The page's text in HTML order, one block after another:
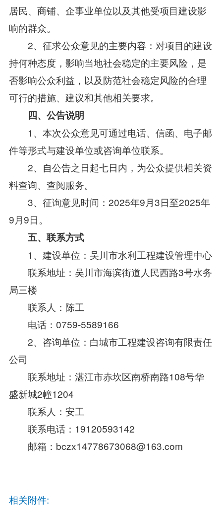
居民、商铺、企事业单位以及其他受项目建设影
响的群众。
2、征求公众意见的主要内容：对项目的建设
持何种态度，影响当地社会稳定的主要风险，是
否影响公众利益，以及防范社会稳定风险的合理
可行的措施、建议和其他相关要求。
四、公告说明
1、本次公众意见可通过电话、信函、电子邮
件等形式与建设单位或咨询单位联系。
2、自公告之日起七日内，为公众提供相关资
料查询、查阅服务。
3、征询意见时间：2025年9月3日至2025年
9月9日。
五、联系方式
1、建设单位：吴川市水利工程建设管理中心
联系地址：吴川市海滨街道人民西路3号水务
局三楼
联系人：陈工
电话：0759-5589166
2、咨询单位：白城市工程建设咨询有限责任
公司
联系地址：湛江市赤坎区南桥南路108号华
盛新城2幢1204
联系人：安工
联系电话：19120593142
邮箱：bczx14778673068@163.com
相关附件: